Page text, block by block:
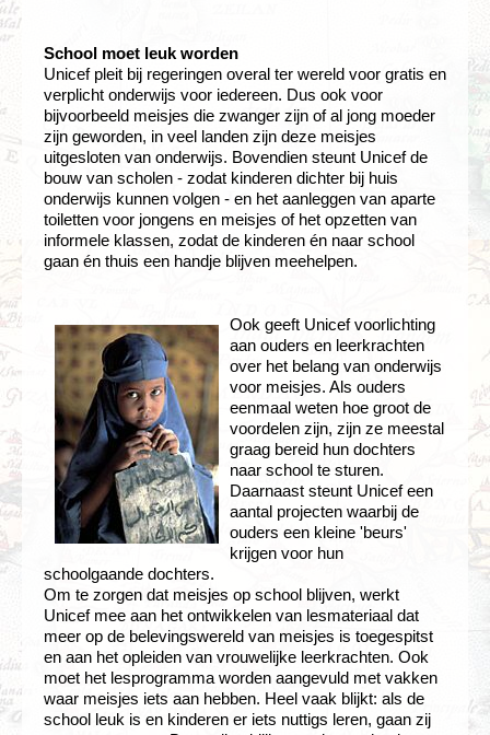
School moet leuk worden
Unicef pleit bij regeringen overal ter wereld voor gratis en
verplicht onderwijs voor iedereen. Dus ook voor
bijvoorbeeld meisjes die zwanger zijn of al jong moeder
zijn geworden, in veel landen zijn deze meisjes
uitgesloten van onderwijs. Bovendien steunt Unicef de
bouw van scholen - zodat kinderen dichter bij huis
onderwijs kunnen volgen - en het aanleggen van aparte
toiletten voor jongens en meisjes of het opzetten van
informele klassen, zodat de kinderen én naar school
gaan én thuis een handje blijven meehelpen.
Ook geeft Unicef voorlichting
aan ouders en leerkrachten
over het belang van onderwijs
voor meisjes. Als ouders
eenmaal weten hoe groot de
voordelen zijn, zijn ze meestal
graag bereid hun dochters
naar school te sturen.
Daarnaast steunt Unicef een
aantal projecten waarbij de
ouders een kleine 'beurs'
krijgen voor hun
schoolgaande dochters.
Om te zorgen dat meisjes op school blijven, werkt
Unicef mee aan het ontwikkelen van lesmateriaal dat
meer op de belevingswereld van meisjes is toegespitst
en aan het opleiden van vrouwelijke leerkrachten. Ook
moet het lesprogramma worden aangevuld met vakken
waar meisjes iets aan hebben. Heel vaak blijkt: als de
school leuk is en kinderen er iets nuttigs leren, gaan zij